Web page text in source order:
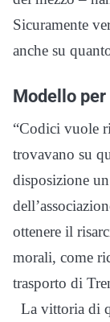
Sicuramente
anche su
Modello
“Codici vuole
trovavano su
disposizione
ottenere il
morali, come
trasporto di
La vittoria di